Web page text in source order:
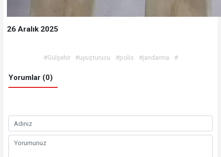
26 Aralık 2025
#Gülşehir #uyuşturucu #polis #jandarma #
Yorumlar (0)